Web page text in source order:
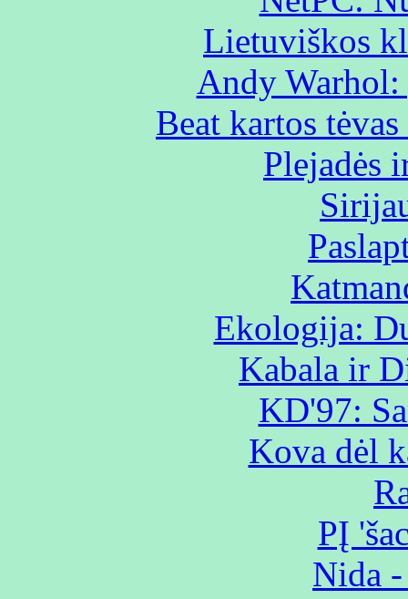
Lietuviškos
Andy Warhol:
Beat kartos
Plejadės
Ekologija:
Kabala ir
KD'97:
Kova dėl
PĮ
Nida